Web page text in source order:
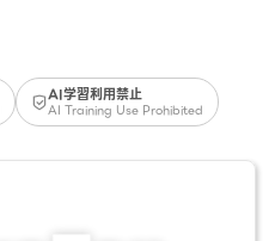
AI学習利用禁止
AI Training Use Prohibited